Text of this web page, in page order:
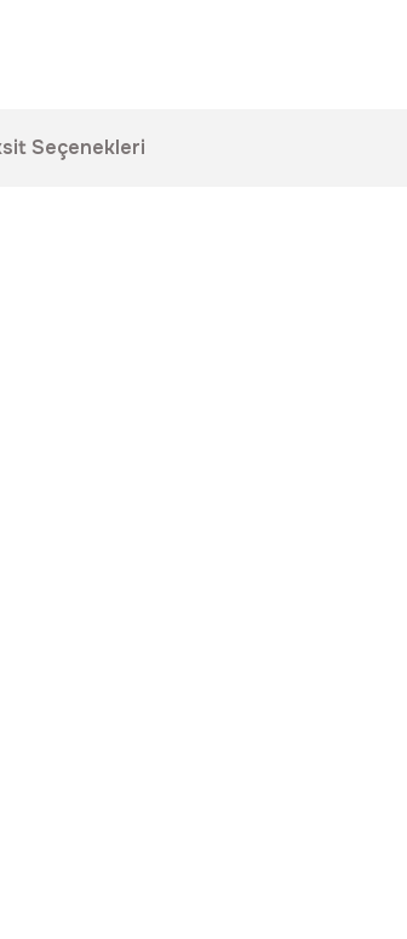
Seçenekleri